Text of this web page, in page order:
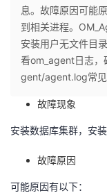
个
人
我
的
发
息。故障原因可能
到相关进程。
安装用户无文件目
看om_agent日志
gent/agent.log常
故障现象
安装数据库集群，安
故障原因
可能原因有以下：